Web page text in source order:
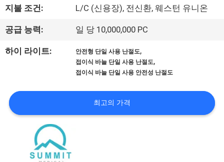
하
여
장
여
지불 조건: L/C (신용장), 전신환, 웨스턴 유니온
공급 능력: 일 당 10,000,000 PC
하이 라이트: 안전형 단일 사용 난절도,
접이식 바늘 단일 사용 난절도,
접이식 바늘 단일 사용 안전성 난절도
최고의 가격